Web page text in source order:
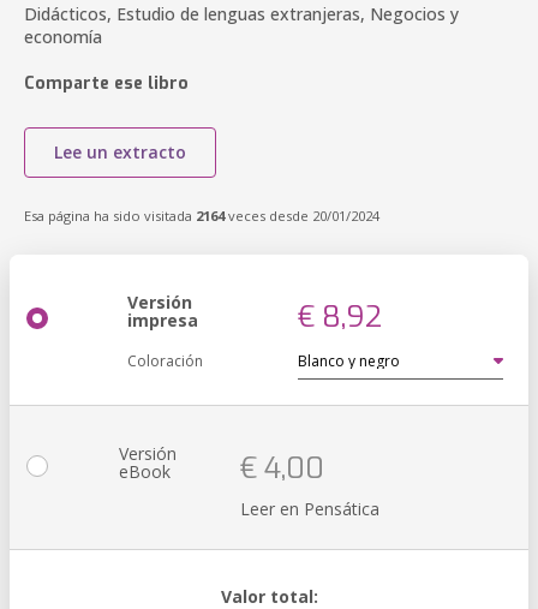
Didácticos, Estudio de lenguas extranjeras, Negocios y
economía
Comparte ese libro
Lee un extracto
Esa página ha sido visitada 2164veces desde 20/01/2024
Versión
impresa € 8,92
Coloración
Versión
eBook € 4,00
Leer en Pensática
Valor total: